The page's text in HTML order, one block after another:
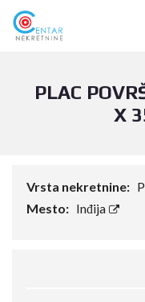
PLAC
X
Vrsta nekretnine:
Mesto: Inđija